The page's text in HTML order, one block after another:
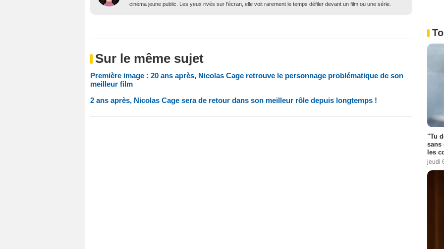
cinéma jeune public. Les yeux rivés sur l’écran, elle voit rarement le temps défiler devant un film ou une série.
Sur le même sujet
Première image : 20 ans après, Nicolas Cage retrouve le personnage problématique de son
meilleur film
2 ans après, Nicolas Cage sera de retour dans son meilleur rôle depuis longtemps !
"Tu
sans
les
jeudi